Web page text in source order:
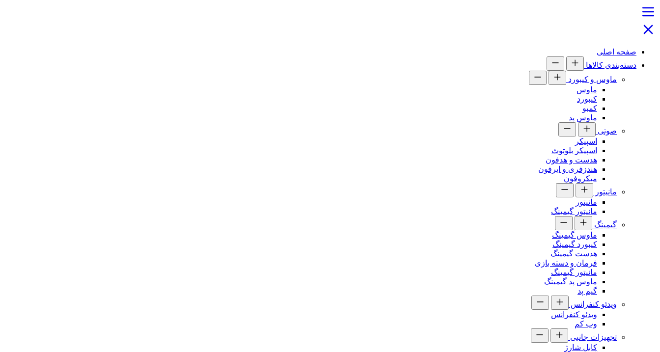
صفحه اصلی
دسته‌بندی کالاها
ماوس و کیبورد
ماوس
کیبورد
کمبو
ماوس پد
صوتی
اسپیکر
اسپیکر بلوتوث
هدست و هدفون
هندزفری و ایرفون
میکروفون
مانیتور
مانیتور
مانیتور گیمینگ
گیمینگ
ماوس گیمینگ
کیبورد گیمینگ
هدست گیمینگ
فرمان و دسته بازی
مانیتور گیمینگ
ماوس پد گیمینگ
گیم پد
ویدئو کنفرانس
ویدئو کنفرانس
وب کم
تجهیزات جانبی
کابل شارژ